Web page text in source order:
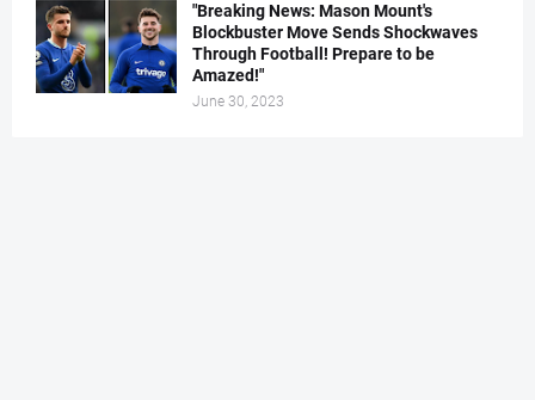
"Breaking News: Mason Mount's
Blockbuster Move Sends Shockwaves
Through Football! Prepare to be
Amazed!"
June 30, 2023